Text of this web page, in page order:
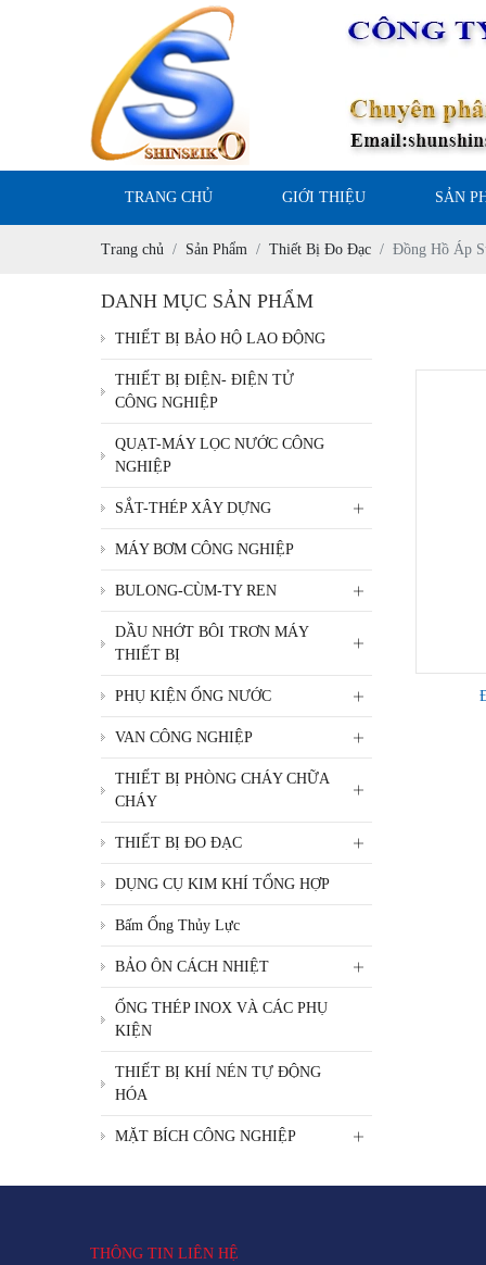
TRANG CHỦ GIỚI THIỆU SẢN
Trang chủ Sản Phẩm Thiết Bị Đo Đạc Đồng Hồ Áp
DANH MỤC SẢN PHẨM
THIẾT BỊ BẢO HỘ LAO ĐỘNG
THIẾT BỊ ĐIỆN- ĐIỆN TỬ
CÔNG NGHIỆP
QUẠT-MÁY LỌC NƯỚC CÔNG
NGHIỆP
SẮT-THÉP XÂY DỰNG
MÁY BƠM CÔNG NGHIỆP
BULONG-CÙM-TY REN
DẦU NHỚT BÔI TRƠN MÁY
THIẾT BỊ
PHỤ KIỆN ỐNG NƯỚC
VAN CÔNG NGHIỆP
THIẾT BỊ PHÒNG CHÁY CHỮA
CHÁY
THIẾT BỊ ĐO ĐẠC
DỤNG CỤ KIM KHÍ TỔNG HỢP
Bấm Ống Thủy Lực
BẢO ÔN CÁCH NHIỆT
ỐNG THÉP INOX VÀ CÁC PHỤ
KIỆN
THIẾT BỊ KHÍ NÉN TỰ ĐỘNG
HÓA
MẶT BÍCH CÔNG NGHIỆP
THÔNG TIN LIÊN HỆ